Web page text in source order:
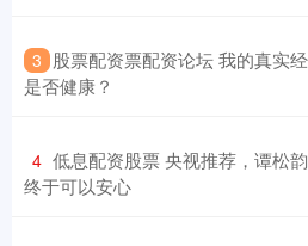
3 股票配资票配资论坛 我的真实
是否健康？
4 低息配资股票 央视推荐，谭松
终于可以安心